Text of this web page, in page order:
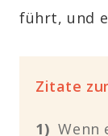
führt, und
Zitate
1) Wenn